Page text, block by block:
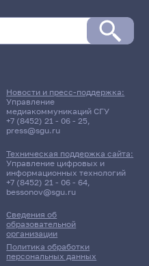
Сведения об
образовательной
организации
Политика обработки
персональных данных
Новости и пресс-поддержка:
Управление
медиакоммуникаций СГУ
+7 (8452) 21 - 06 - 25,
press@sgu.ru
Техническая поддержка сайта:
Управление цифровых и
информационных технологий
+7 (8452) 21 - 06 - 64,
bessonov@sgu.ru